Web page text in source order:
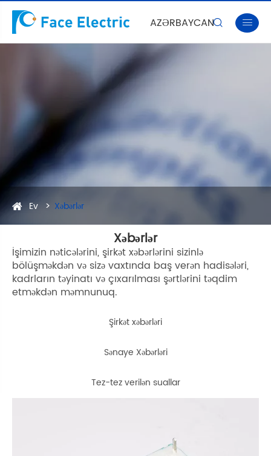
AZƏRBAYCAN 
Ev Xəbərlər
Xəbərlər
İşimizin nəticələrini, şirkət xəbərlərini sizinlə
bölüşməkdən və sizə vaxtında baş verən hadisələri,
kadrların təyinatı və çıxarılması şərtlərini təqdim
etməkdən məmnunuq.
Şirkət xəbərləri
Sənaye Xəbərləri
Tez-tez verilən suallar